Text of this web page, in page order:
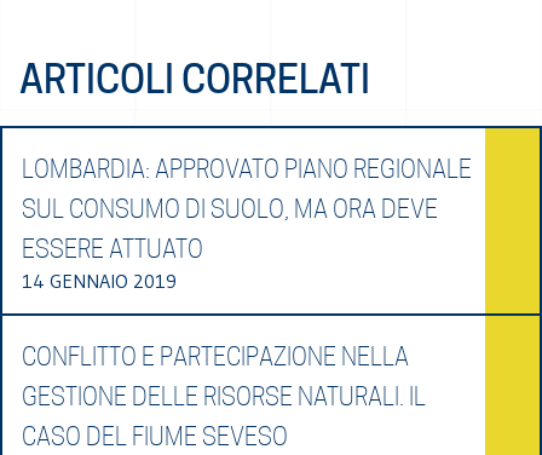
ARTICOLI CORRELATI
LOMBARDIA: APPROVATO PIANO REGIONALE
SUL CONSUMO DI SUOLO, MA ORA DEVE
ESSERE ATTUATO
14 GENNAIO 2019
CONFLITTO E PARTECIPAZIONE NELLA
GESTIONE DELLE RISORSE NATURALI. IL
CASO DEL FIUME SEVESO